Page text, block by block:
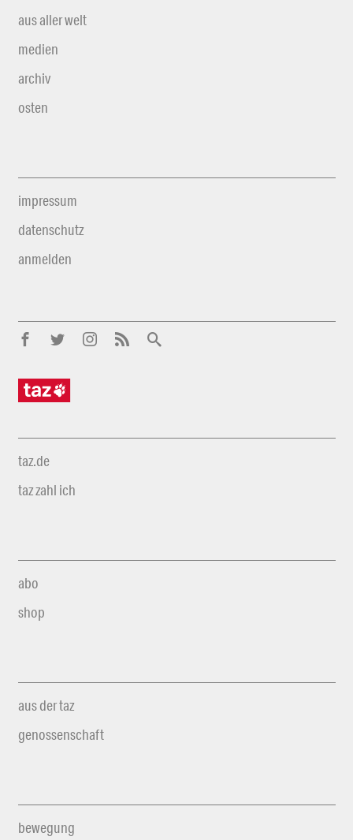
aus aller welt
medien
archiv
osten
impressum
datenschutz
anmelden
taz.de
taz zahl ich
abo
shop
aus der taz
genossenschaft
bewegung